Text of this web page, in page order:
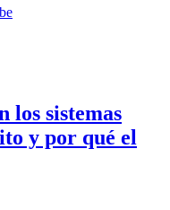
los sistemas
y por qué el